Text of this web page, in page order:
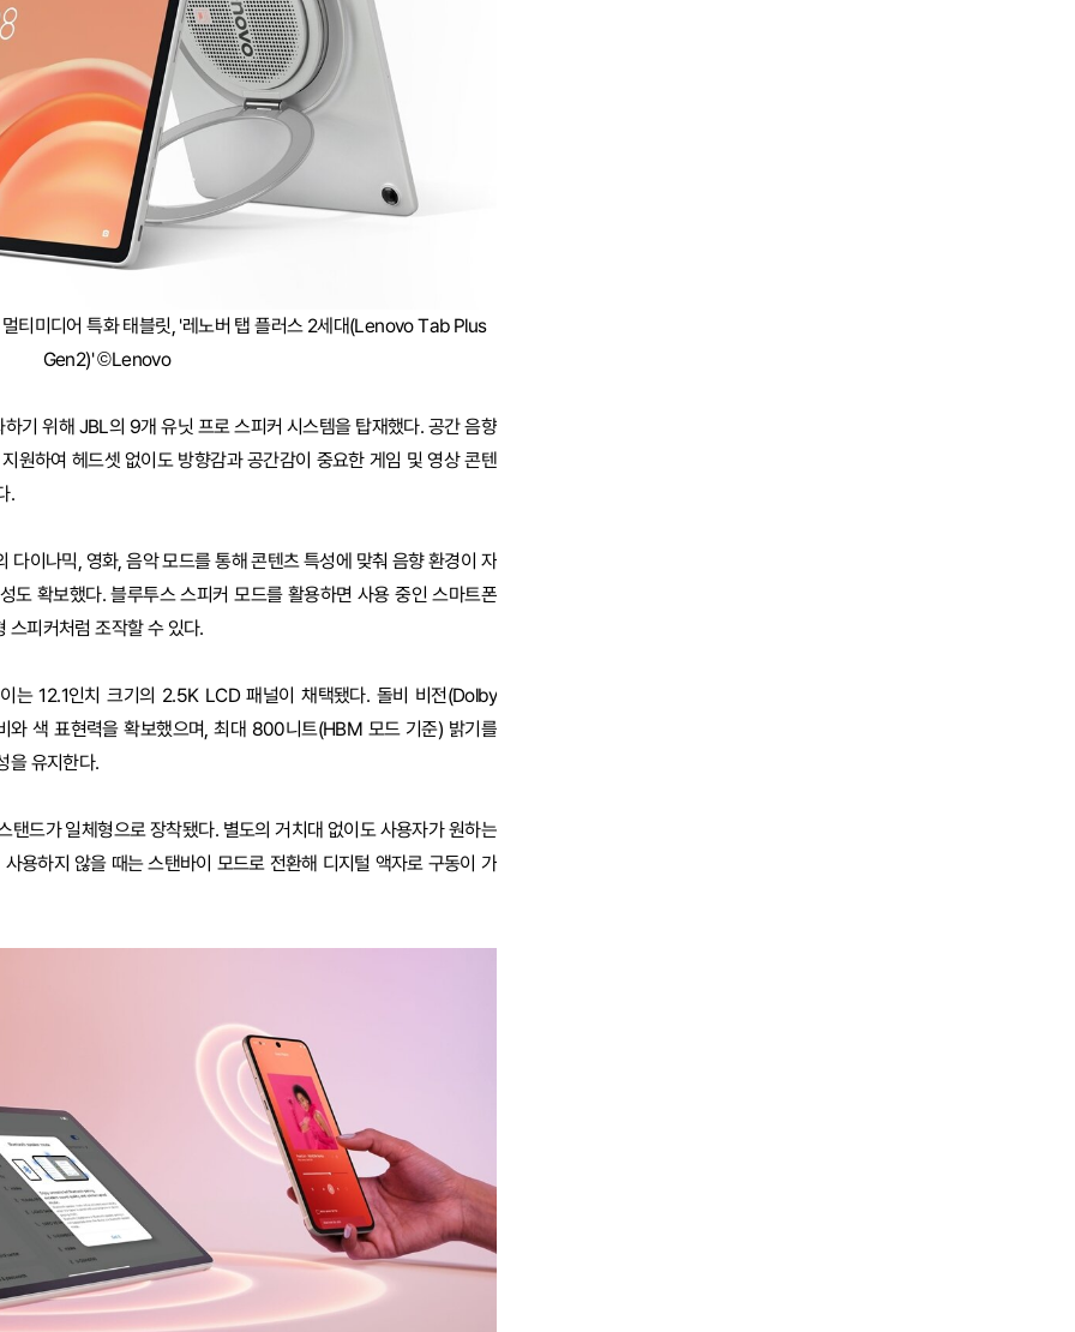
티미디어 특화 태블릿, '레노버 탭 플러스 2세대(Lenovo Tab Plus
Gen2)' ©Lenovo
기 위해 JBL의 9개 유닛 프로 스피커 시스템을 탑재했다. 공간 음향
원하여 헤드셋 없이도 방향감과 공간감이 중요한 게임 및 영상 콘텐
.
이나믹, 영화, 음악 모드를 통해 콘텐츠 특성에 맞춰 음향 환경이 자
도 확보했다. 블루투스 스피커 모드를 활용하면 사용 중인 스마트폰
스피커처럼 조작할 수 있다.
는 12.1인치 크기의 2.5K LCD 패널이 채택됐다. 돌비 비전(Dolby
와 색 표현력을 확보했으며, 최대 800니트(HBM 모드 기준) 밝기를
을 유지한다.
드가 일체형으로 장착됐다. 별도의 거치대 없이도 사용자가 원하는
용하지 않을 때는 스탠바이 모드로 전환해 디지털 액자로 구동이 가